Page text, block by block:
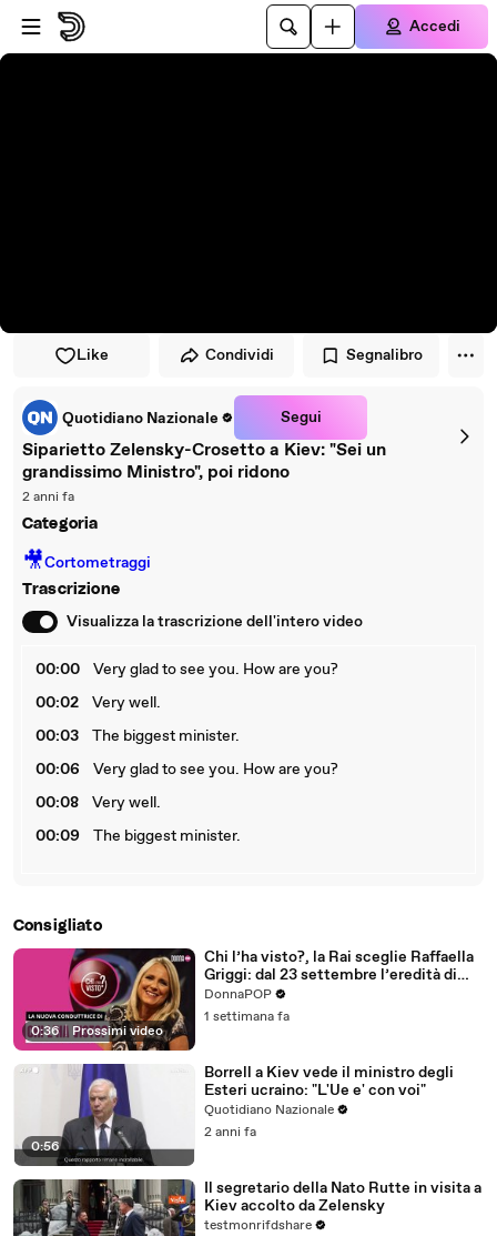
Vai al lettore
Passa al contenuto principale
Accedi
Like Condividi Segnalibro
Quotidiano Nazionale Segui
Siparietto Zelensky-Crosetto a Kiev: "Sei un
grandissimo Ministro", poi ridono
2 anni fa
Categoria
🎥Cortometraggi
Trascrizione
Visualizza la trascrizione dell'intero video
00:00
Very glad to see you. How are you?
00:02
Very well.
00:03
The biggest minister.
00:06
Very glad to see you. How are you?
00:08
Very well.
00:09
The biggest minister.
Consigliato
0:36 | Prossimi video
Chi l’ha visto?, la Rai sceglie Raffaella
Griggi: dal 23 settembre l’eredità di
Federica Sciarelli
DonnaPOP
1 settimana fa
0:56
Borrell a Kiev vede il ministro degli
Esteri ucraino: "L'Ue e' con voi"
Quotidiano Nazionale
2 anni fa
Il segretario della Nato Rutte in visita a
Kiev accolto da Zelensky
testmonrifdshare